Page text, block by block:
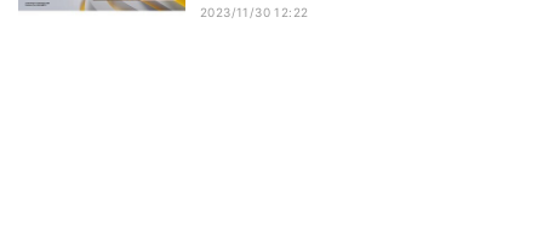
2023/11/30 12:22